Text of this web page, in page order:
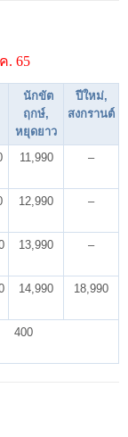
. 65
นักขัต
ฤกษ์,
หยุดยาว
ปีใหม่,
สงกรานต์
11,990 –
12,990 –
13,990 –
14,990 18,990
400